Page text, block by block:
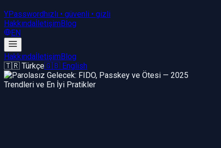
YPasswordhızlı • güvenli • gizli
HakkındaİletişimBlog
EN
HakkındaİletişimBlog
🇹🇷 Türkçe🇬🇧 English